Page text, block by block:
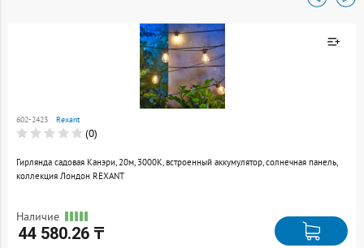
Товар добавлен к
сравнению
602-2423 Rexant
(0)
Гирлянда садовая Канэри, 20м, 3000К, встроенный аккумулятор, солнечная панель,
коллекция Лондон REXANT
Наличие
44 580.26 ₸